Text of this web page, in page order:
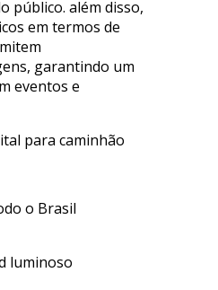
público. além disso,
em termos de
garantindo um
eventos e
o Brasil